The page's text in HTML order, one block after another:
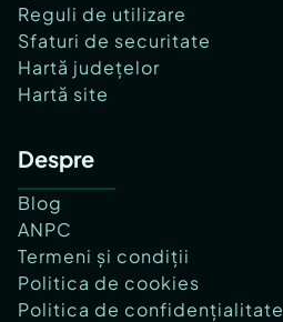
Reguli de utilizare
Sfaturi de securitate
Hartă județelor
Hartă site
Despre
Blog
ANPC
Termeni și condiții
Politica de cookies
Politica de confidențialitate